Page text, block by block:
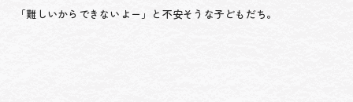
「難しいからできないよー」と不安そうな子どもだち。